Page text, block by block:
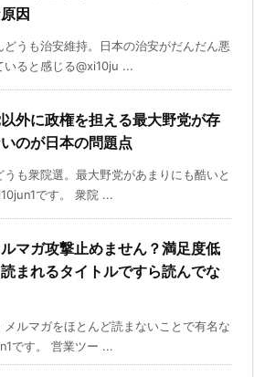
因
どうも治安維持。日本の治安がだんだん悪
いると感じる@xi10ju ...
外に政権を担える最大野党が存
のが日本の問題点
うも衆院選。最大野党があまりにも酷いと
です。 衆院 ...
マガ攻撃止めません？満足度低
まれるタイトルですら読んでな
メルマガをほとんど読まないことで有名な
です。 営業ツー ...